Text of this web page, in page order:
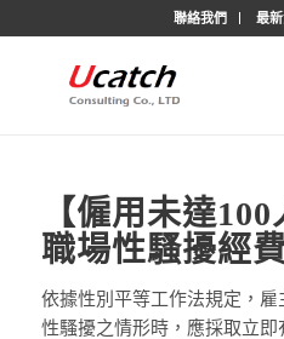
聯絡我們 最
【僱用未達
職場性騷擾經費
依據性別平等工作法規定，
性騷擾之情形時，應採取立